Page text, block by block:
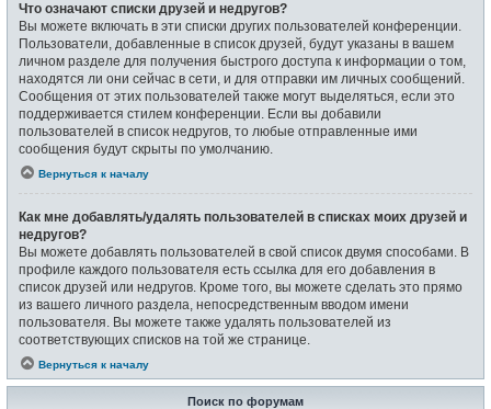
Что означают списки друзей и недругов?
Вы можете включать в эти списки других пользователей конференции.
Пользователи, добавленные в список друзей, будут указаны в вашем
личном разделе для получения быстрого доступа к информации о том,
находятся ли они сейчас в сети, и для отправки им личных сообщений.
Сообщения от этих пользователей также могут выделяться, если это
поддерживается стилем конференции. Если вы добавили
пользователей в список недругов, то любые отправленные ими
сообщения будут скрыты по умолчанию.
Вернуться к началу
Как мне добавлять/удалять пользователей в списках моих друзей и
недругов?
Вы можете добавлять пользователей в свой список двумя способами. В
профиле каждого пользователя есть ссылка для его добавления в
список друзей или недругов. Кроме того, вы можете сделать это прямо
из вашего личного раздела, непосредственным вводом имени
пользователя. Вы можете также удалять пользователей из
соответствующих списков на той же странице.
Вернуться к началу
Поиск по форумам